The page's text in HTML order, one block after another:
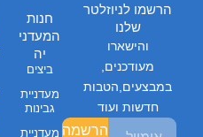
חנות
המעדני
יה
ביצים
מעדניית
גבינות
מעדניית
הרשמו לניוזלטר
שלנו
והישארו
מעודכנים,
במבצעים,הטבות
חדשות ועוד
הרשמה